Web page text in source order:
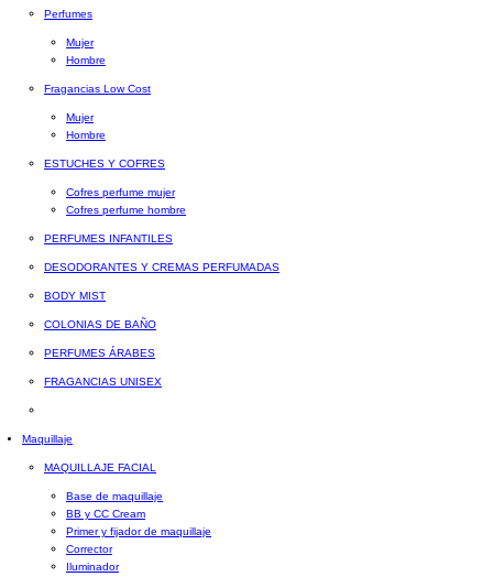
Perfumes
Mujer
Hombre
Fragancias Low Cost
Mujer
Hombre
ESTUCHES Y COFRES
Cofres perfume mujer
Cofres perfume hombre
PERFUMES INFANTILES
DESODORANTES Y CREMAS PERFUMADAS
BODY MIST
COLONIAS DE BAÑO
PERFUMES ÁRABES
FRAGANCIAS UNISEX
Maquillaje
MAQUILLAJE FACIAL
Base de maquillaje
BB y CC Cream
Primer y fijador de maquillaje
Corrector
Iluminador